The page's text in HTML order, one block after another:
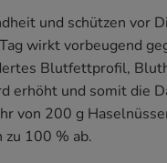
und schützen vor
wirkt vorbeugend
Blutfettprofil,
erhöht und somit die
von 200 g
100 % ab.